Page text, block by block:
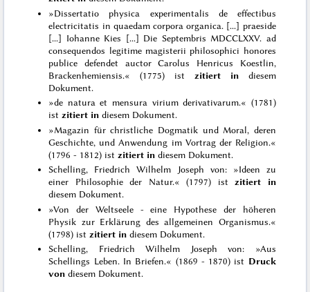
»Dissertatio physica experimentalis de effectibus
electricitatis in quaedam corpora organica. [...] praeside
[...] Iohanne Kies [...] Die Septembris MDCCLXXV. ad
consequendos legitime magisterii philosophici honores
publice defendet auctor Carolus Henricus Koestlin,
Brackenhemiensis.« (1775) ist zitiert indiesem
Dokument.
»de natura et mensura virium derivativarum.« (1781)
istzitiert in diesem Dokument.
»Magazin für christliche Dogmatik und Moral, deren
Geschichte, und Anwendung im Vortrag der Religion.«
(1796 - 1812) istzitiert in diesem Dokument.
Schelling, Friedrich Wilhelm Joseph von: »Ideen zu
einer Philosophie der Natur.« (1797) istzitiert in
diesem Dokument.
»Von der Weltseele - eine Hypothese der höheren
Physik zur Erklärung des allgemeinen Organismus.«
(1798) istzitiert in diesem Dokument.
Schelling, Friedrich Wilhelm Joseph von: »Aus
Schellings Leben. In Briefen.« (1869 - 1870) ist Druck
von diesem Dokument.